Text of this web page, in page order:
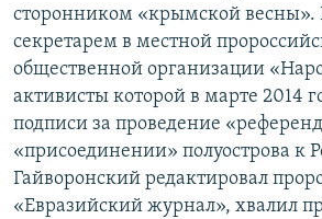
сторонником «крымской весны».
секретарем в местной
общественной организации
активисты которой в марте 2014
подписи за проведение
«присоединении» полуострова к
Гайворонский редактировал
«Евразийский журнал», хвалил